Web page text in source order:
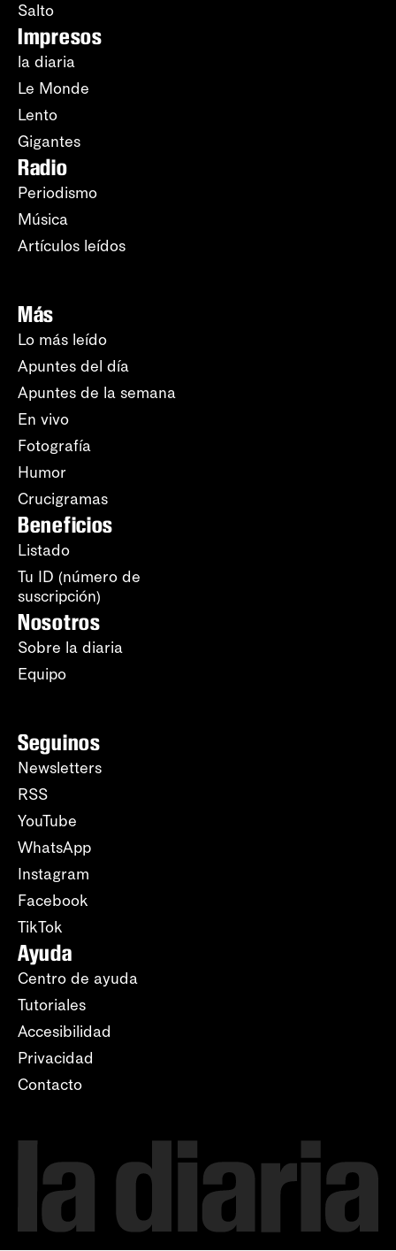
Salto
Impresos
la diaria
Le Monde
Lento
Gigantes
Radio
Periodismo
Música
Artículos leídos
Más
Lo más leído
Apuntes del día
Apuntes de la semana
En vivo
Fotografía
Humor
Crucigramas
Beneficios
Listado
Tu ID (número de
suscripción)
Nosotros
Sobre la diaria
Equipo
Seguinos
Newsletters
RSS
YouTube
WhatsApp
Instagram
Facebook
TikTok
Ayuda
Centro de ayuda
Tutoriales
Accesibilidad
Privacidad
Contacto